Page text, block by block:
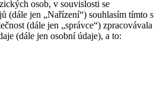
osob, v souvislosti se
(dále jen „Nařízení“) souhlasím tímto s
(dále jen „správce“) zpracovávala
(dále jen osobní údaje), a to: